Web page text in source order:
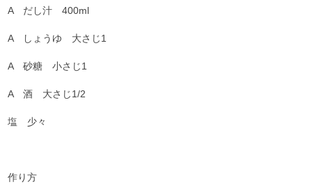
A だし汁 400ml
A しょうゆ 大さじ1
A 砂糖 小さじ1
A 酒 大さじ1/2
塩 少々
作り方